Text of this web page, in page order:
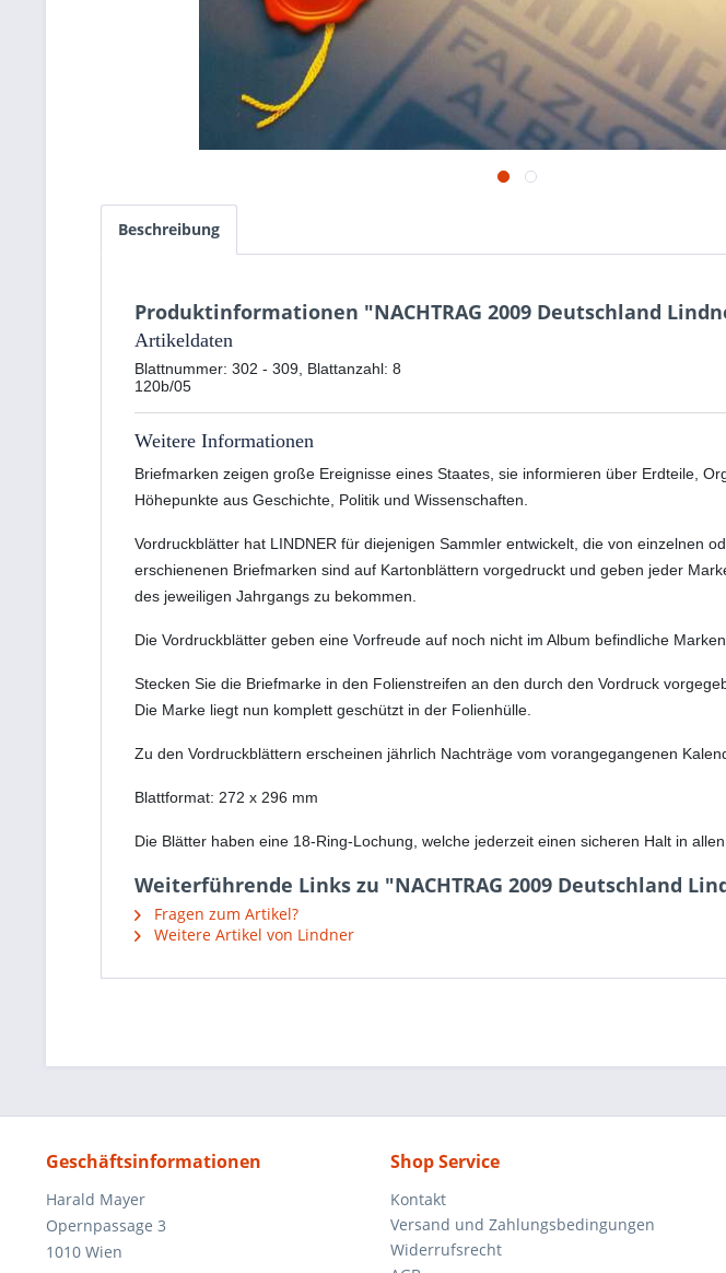
Beschreibung
Produktinformationen "NACHTRAG 2009 Deutschland
Artikeldaten
Blattnummer: 302 - 309, Blattanzahl: 8
120b/05
Weitere Informationen
Briefmarken zeigen große Ereignisse eines Staates, sie informieren über Erdteile,
Höhepunkte aus Geschichte, Politik und Wissenschaften.
Vordruckblätter hat LINDNER für diejenigen Sammler entwickelt, die von einzelnen
erschienenen Briefmarken sind auf Kartonblättern vorgedruckt und geben jeder
des jeweiligen Jahrgangs zu bekommen.
Die Vordruckblätter geben eine Vorfreude auf noch nicht im Album befindliche
Stecken Sie die Briefmarke in den Folienstreifen an den durch den Vordruck
Die Marke liegt nun komplett geschützt in der Folienhülle.
Zu den Vordruckblättern erscheinen jährlich Nachträge vom vorangegangenen
Blattformat: 272 x 296 mm
Die Blätter haben eine 18-Ring-Lochung, welche jederzeit einen sicheren Halt in
Weiterführende Links zu "NACHTRAG 2009 Deutschland
Fragen zum Artikel?
Weitere Artikel von Lindner
Geschäftsinformationen
Harald Mayer
Opernpassage 3
1010 Wien
Shop Service
Kontakt
Versand und Zahlungsbedingungen
Widerrufsrecht